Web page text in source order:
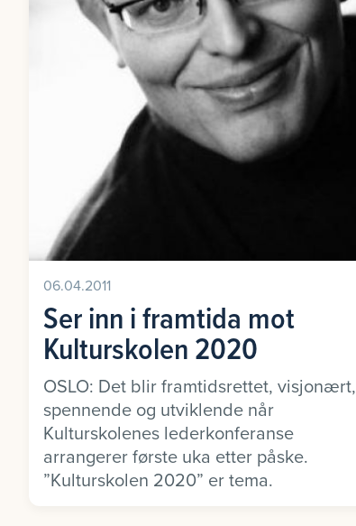
06.04.2011
Ser inn i framtida mot
Kulturskolen 2020
OSLO: Det blir framtidsrettet, visjonært,
spennende og utviklende når
Kulturskolenes lederkonferanse
arrangerer første uka etter påske.
”Kulturskolen 2020” er tema.